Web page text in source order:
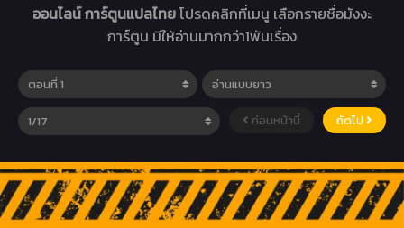
ออนไลน์ การ์ตูนแปลไทยโปรดคลิกที่เมนู เลือกรายชื่อมังงะ
การ์ตูน มีให้อ่านมากกว่า1พันเรื่อง
ก่อนหน้านี้ ถัดไป